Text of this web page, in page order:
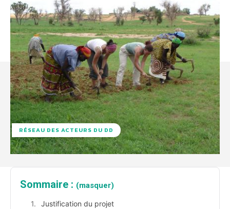
RÉSEAU DES ACTEURS DU DD
Sommaire : (masquer)
Justification du projet